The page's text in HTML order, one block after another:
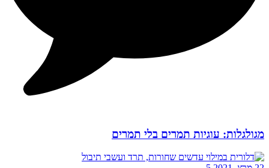
מגולגלות: עוגיות תמרים בלי תמרים